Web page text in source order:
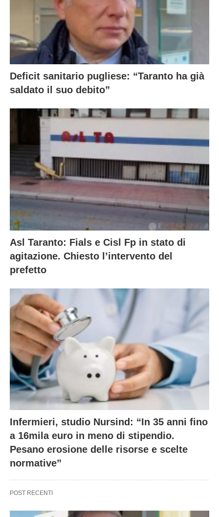
Deficit sanitario pugliese: “Taranto ha già
saldato il suo debito”
Asl Taranto: Fials e Cisl Fp in stato di
agitazione. Chiesto l’intervento del
prefetto
Infermieri, studio Nursind: “In 35 anni fino
a 16mila euro in meno di stipendio.
Pesano erosione delle risorse e scelte
normative”
POST RECENTI